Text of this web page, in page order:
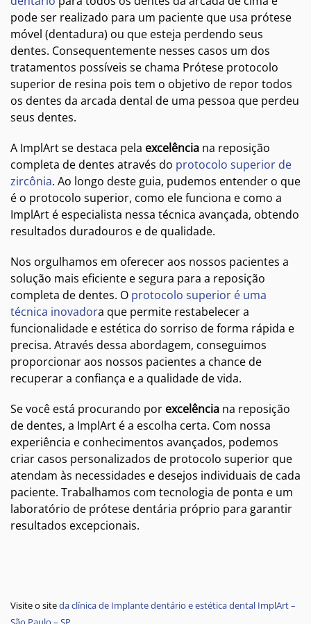
pode ser realizado para um paciente que usa prótese
móvel (dentadura) ou que esteja perdendo seus
dentes. Consequentemente nesses casos um dos
tratamentos possíveis se chama Prótese protocolo
superior de resina pois tem o objetivo de repor todos
os dentes da arcada dental de uma pessoa que perdeu
seus dentes.
A ImplArt se destaca pela excelência na reposição
completa de dentes através do protocolo superior de
zircônia. Ao longo deste guia, pudemos entender o que
é o protocolo superior, como ele funciona e como a
ImplArt é especialista nessa técnica avançada, obtendo
resultados duradouros e de qualidade.
Nos orgulhamos em oferecer aos nossos pacientes a
solução mais eficiente e segura para a reposição
completa de dentes. O protocolo superior é uma
técnica inovadora que permite restabelecer a
funcionalidade e estética do sorriso de forma rápida e
precisa. Através dessa abordagem, conseguimos
proporcionar aos nossos pacientes a chance de
recuperar a confiança e a qualidade de vida.
Se você está procurando por excelência na reposição
de dentes, a ImplArt é a escolha certa. Com nossa
experiência e conhecimentos avançados, podemos
criar casos personalizados de protocolo superior que
atendam às necessidades e desejos individuais de cada
paciente. Trabalhamos com tecnologia de ponta e um
laboratório de prótese dentária próprio para garantir
resultados excepcionais.
Visite o siteda clínica de Implante dentário e estética dental ImplArt –